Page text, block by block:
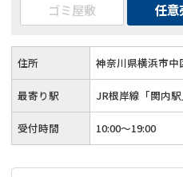
ゴミ屋敷
任意
住所 神奈川県横浜市中
最寄り駅 JR根岸線「関内
受付時間 10:00～19:00